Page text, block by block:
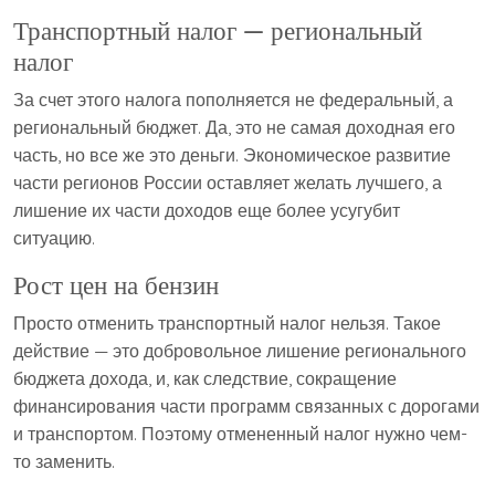
Транспортный налог — региональный
налог
За счет этого налога пополняется не федеральный, а
региональный бюджет. Да, это не самая доходная его
часть, но все же это деньги. Экономическое развитие
части регионов России оставляет желать лучшего, а
лишение их части доходов еще более усугубит
ситуацию.
Рост цен на бензин
Просто отменить транспортный налог нельзя. Такое
действие — это добровольное лишение регионального
бюджета дохода, и, как следствие, сокращение
финансирования части программ связанных с дорогами
и транспортом. Поэтому отмененный налог нужно чем-
то заменить.